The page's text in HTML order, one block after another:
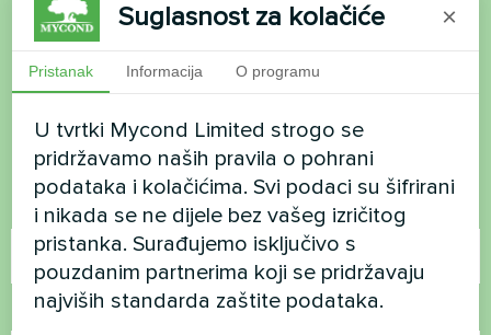
Želite kupiti ili imate
pitanja?
Kontaktirajte nas i mi ćemo vam pomoći
Ime
Broj telefona
Suglasnost za kolačiće ×
Pristanak Informacija O programu
U tvrtki Mycond Limited strogo se
pridržavamo naših pravila o pohrani
podataka i kolačićima. Svi podaci su šifrirani
i nikada se ne dijele bez vašeg izričitog
pristanka. Surađujemo isključivo s
pouzdanim partnerima koji se pridržavaju
najviših standarda zaštite podataka.